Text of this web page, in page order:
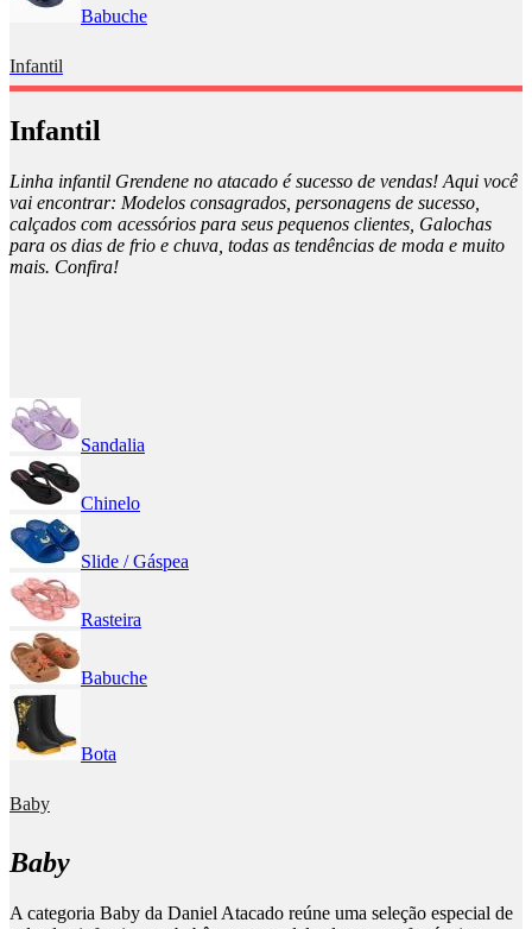
Babuche
Infantil
Infantil
Linha infantil Grendene no atacado é sucesso de vendas! Aqui você
vai encontrar: Modelos consagrados, personagens de sucesso,
calçados com acessórios para seus pequenos clientes, Galochas
para os dias de frio e chuva, todas as tendências de moda e muito
mais. Confira!
Sandalia
Chinelo
Slide / Gáspea
Rasteira
Babuche
Bota
Baby
Baby
A categoria Baby da Daniel Atacado reúne uma seleção especial de